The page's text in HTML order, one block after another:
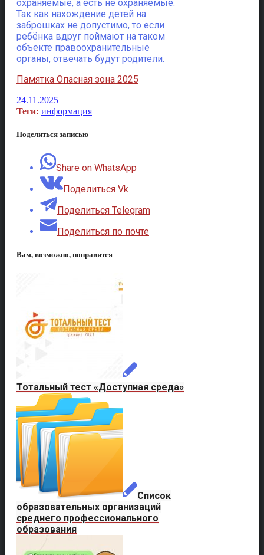
охраняемые, а есть не охраняемые.
Так как нахождение детей на
заброшках не допустимо, то если
ребёнка вдруг поймают на таком
объекте правоохранительные
органы, отвечать будут родители.
Памятка Опасная зона 2025
24.11.2025
Теги: информация
Поделиться записью
Share on WhatsApp
Поделиться Vk
Поделиться Telegram
Поделиться по почте
Вам, возможно, понравится
Тотальный тест «Доступная среда»
Список
образовательных организаций
среднего профессионального
образования